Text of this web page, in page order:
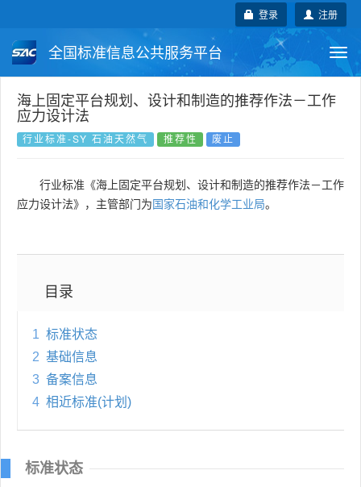
注册
登录
全国标准信息公共服务平台
国家标准 行业标准 地方标准
团体标准 企业标准
国外标准 技术委员会
海上固定平台规划、设计和制造的推荐作法－工作
应力设计法
行业标准-SY 石油天然气 推荐性 废止
行业标准《海上固定平台规划、设计和制造的推荐作法－工作
应力设计法》，主管部门为国家石油和化学工业局。
目录
1 标准状态
2 基础信息
3 备案信息
4 相近标准(计划)
标准状态